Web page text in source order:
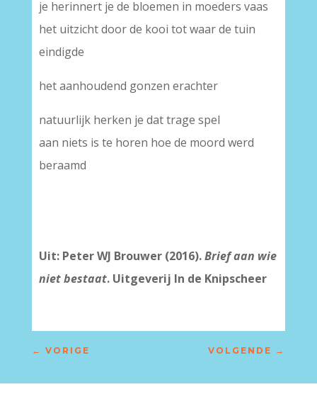
je herinnert je de bloemen in moeders vaas
het uitzicht door de kooi tot waar de tuin
eindigde
het aanhoudend gonzen erachter
natuurlijk herken je dat trage spel
aan niets is te horen hoe de moord werd
beraamd
Uit: Peter WJ Brouwer (2016).Brief aan wie
niet bestaat. Uitgeverij In de Knipscheer
← VORIGE VOLGENDE →